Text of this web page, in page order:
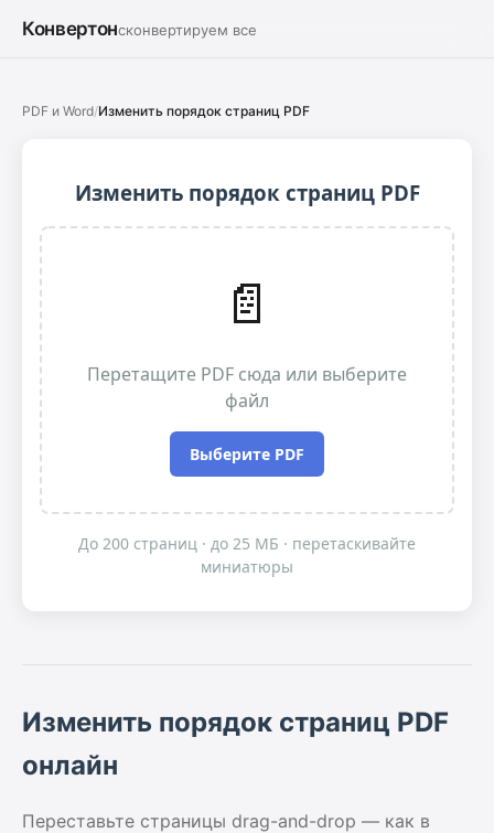
Конвертонсконвертируем все
PDF и Word/Изменить порядок страниц PDF
Изменить порядок страниц PDF
📄
Перетащите PDF сюда или выберите
файл
Выберите PDF
До 200 страниц · до 25 МБ · перетаскивайте
миниатюры
Изменить порядок страниц PDF
онлайн
Переставьте страницы drag-and-drop — как в